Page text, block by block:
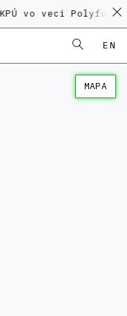
Polyfunkčného
EN
MAPA